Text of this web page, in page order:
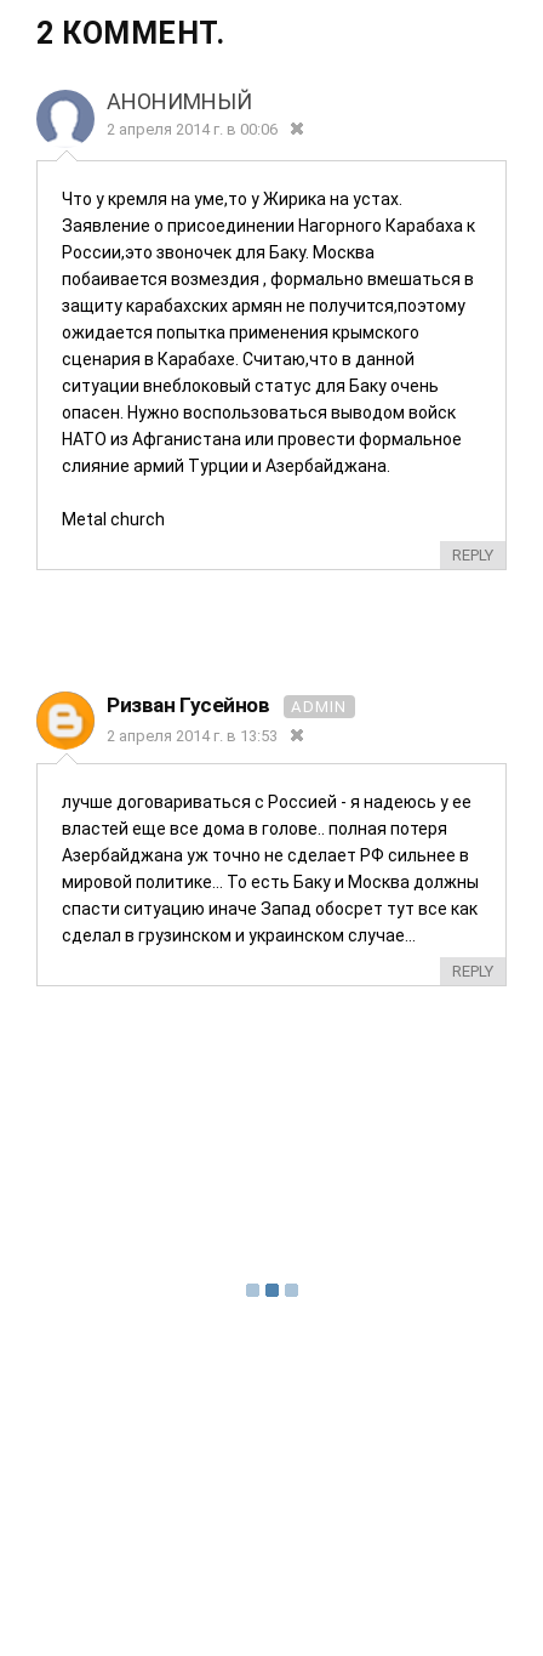
ДЖАН 04 AUGUST
Введение:
Систематически
й демонтаж
х элит Анализ
прогнозов
азербайджанско
Гусейнова от 9
который можно
YouTube-канале
Caliber.Az,
Санана Рзаева
2 КОММЕНТ.
АНОНИМНЫЙ
2 апреля 2014 г. в 00:06
Что у кремля на уме,то у Жирика на устах.
Заявление о присоединении Нагорного Карабаха к
России,это звоночек для Баку. Москва
побаивается возмездия , формально вмешаться в
защиту карабахских армян не получится,поэтому
ожидается попытка применения крымского
сценария в Карабахе. Считаю,что в данной
ситуации внеблоковый статус для Баку очень
опасен. Нужно воспользоваться выводом войск
НАТО из Афганистана или провести формальное
слияние армий Турции и Азербайджана.
Metal church
REPLY
Ризван Гусейнов
ADMIN
2 апреля 2014 г. в 13:53
лучше договариваться с Россией - я надеюсь у ее
властей еще все дома в голове.. полная потеря
Азербайджана уж точно не сделает РФ сильнее в
мировой политике... То есть Баку и Москва должны
спасти ситуацию иначе Запад обосрет тут все как
сделал в грузинском и украинском случае...
REPLY